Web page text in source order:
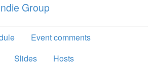
Group
Event comments
Slides Hosts